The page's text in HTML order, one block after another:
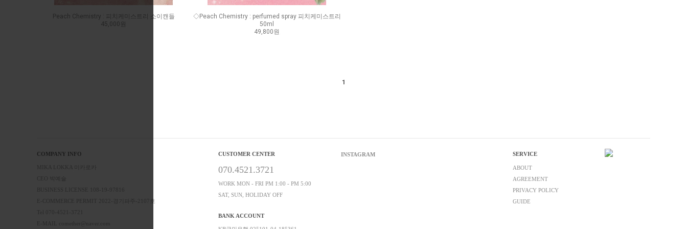
Peach Chemistry : 피치케미스트리 소이캔들
45,000원
◇Peach Chemistry : perfumed spray 피치케미스트리
50ml
49,800원
1
COMPANY INFO
MIKA LOKKA 미카로카
BUSINESS LICENSE 108-19-97816
E-COMMERCE PERMIT 2022-경기파주-2107호
E-MAIL comether@naver.com
CUSTOMER CENTER
070.4521.3721
WORK MON - FRI PM 1:00 - PM 5:00
SAT, SUN, HOLIDAY OFF
BANK ACCOUNT
INSTAGRAM SERVICE
ABOUT
AGREEMENT
PRIVACY POLICY
GUIDE